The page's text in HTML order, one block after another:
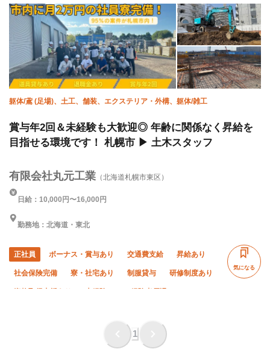
躯体/鳶 (足場)、土工、舗装、エクステリア・外構、躯体/雑工
賞与年2回＆未経験も大歓迎◎ 年齢に関係なく昇給を
目指せる環境です！ 札幌市 ▶︎ 土木スタッフ
有限会社丸元工業 （北海道札幌市東区）
日給：10,000円〜16,000円
勤務地：北海道・東北
正社員 ボーナス・賞与あり 交通費支給 昇給あり
社会保険完備 寮・社宅あり 制服貸与 研修制度あり
資格取得支援あり 未経験OK 経験者優遇
直帰・直行OK 夏季休暇
気になる
1